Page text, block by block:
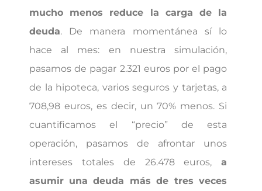
mucho menos reduce la carga de la
deuda. De manera momentánea sí lo
hace al mes: en nuestra simulación,
pasamos de pagar 2.321 euros por el pago
de la hipoteca, varios seguros y tarjetas, a
708,98 euros, es decir, un 70% menos. Si
cuantificamos el “precio” de esta
operación, pasamos de afrontar unos
intereses totales de 26.478 euros,a
asumir una deuda más de tres veces